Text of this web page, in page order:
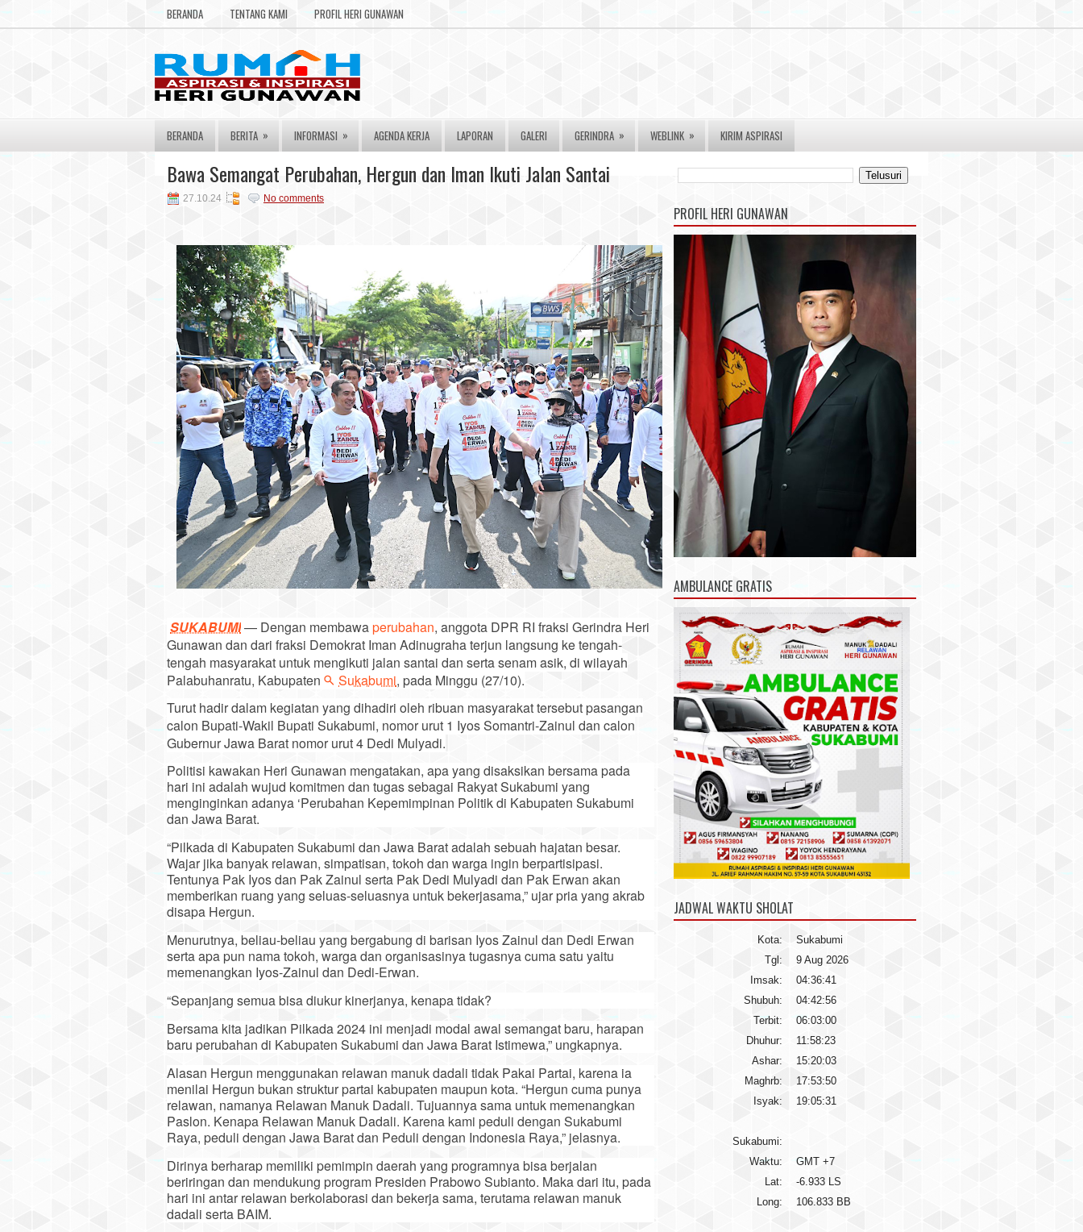
BERANDA TENTANG KAMI PROFIL HERI GUNAWAN
BERANDA BERITA » INFORMASI » AGENDA KERJA LAPORAN GALERI GERINDRA » WEBLINK » KIRIM ASPIRASI
Bawa Semangat Perubahan, Hergun dan Iman Ikuti Jalan Santai
27.10.24 No comments
SUKABUMI— Dengan membawaperubahan, anggota DPR RI fraksi Gerindra Heri
Gunawan dan dari fraksi Demokrat Iman Adinugraha terjun langsung ke tengah-
tengah masyarakat untuk mengikuti jalan santai dan serta senam asik, di wilayah
Palabuhanratu, Kabupaten
Sukabumi, pada Minggu (27/10).
Turut hadir dalam kegiatan yang dihadiri oleh ribuan masyarakat tersebut pasangan
calon Bupati-Wakil Bupati Sukabumi, nomor urut 1 Iyos Somantri-Zainul dan calon
Gubernur Jawa Barat nomor urut 4 Dedi Mulyadi.
Politisi kawakan Heri Gunawan mengatakan, apa yang disaksikan bersama pada
hari ini adalah wujud komitmen dan tugas sebagai Rakyat Sukabumi yang
menginginkan adanya ‘Perubahan Kepemimpinan Politik di Kabupaten Sukabumi
dan Jawa Barat.
“Pilkada di Kabupaten Sukabumi dan Jawa Barat adalah sebuah hajatan besar.
Wajar jika banyak relawan, simpatisan, tokoh dan warga ingin berpartisipasi.
Tentunya Pak Iyos dan Pak Zainul serta Pak Dedi Mulyadi dan Pak Erwan akan
memberikan ruang yang seluas-seluasnya untuk bekerjasama,” ujar pria yang akrab
disapa Hergun.
Menurutnya, beliau-beliau yang bergabung di barisan Iyos Zainul dan Dedi Erwan
serta apa pun nama tokoh, warga dan organisasinya tugasnya cuma satu yaitu
memenangkan Iyos-Zainul dan Dedi-Erwan.
“Sepanjang semua bisa diukur kinerjanya, kenapa tidak?
Bersama kita jadikan Pilkada 2024 ini menjadi modal awal semangat baru, harapan
baru perubahan di Kabupaten Sukabumi dan Jawa Barat Istimewa,” ungkapnya.
Alasan Hergun menggunakan relawan manuk dadali tidak Pakai Partai, karena ia
menilai Hergun bukan struktur partai kabupaten maupun kota. “Hergun cuma punya
relawan, namanya Relawan Manuk Dadali. Tujuannya sama untuk memenangkan
Paslon. Kenapa Relawan Manuk Dadali. Karena kami peduli dengan Sukabumi
Raya, peduli dengan Jawa Barat dan Peduli dengan Indonesia Raya,” jelasnya.
Dirinya berharap memiliki pemimpin daerah yang programnya bisa berjalan
beriringan dan mendukung program Presiden Prabowo Subianto. Maka dari itu, pada
hari ini antar relawan berkolaborasi dan bekerja sama, terutama relawan manuk
dadali serta BAIM.
PROFIL HERI GUNAWAN
AMBULANCE GRATIS
JADWAL WAKTU SHOLAT
Kota:
Sukabumi
Tgl:
9 Aug 2026
Imsak:
04:36:41
Shubuh:
04:42:56
Terbit:
06:03:00
Dhuhur:
11:58:23
Ashar:
15:20:03
Maghrb:
17:53:50
Isyak:
19:05:31
Sukabumi:
Waktu:
GMT +7
Lat:
-6.933 LS
Long:
106.833 BB